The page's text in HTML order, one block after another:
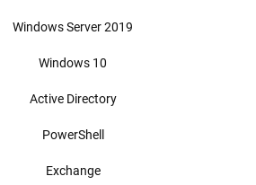
Windows Server 2019
Windows 10
Active Directory
PowerShell
Exchange